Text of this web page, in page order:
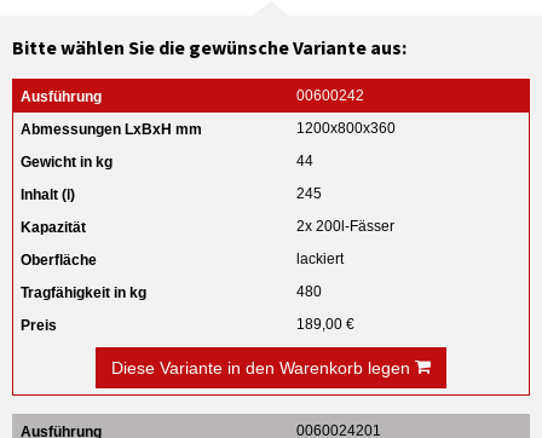
Bitte wählen Sie die gewünsche Variante aus:
00600242
1200x800x360
44
245
2x 200l-Fässer
lackiert
480
189,00 €
Diese Variante in den Warenkorb legen
0060024201